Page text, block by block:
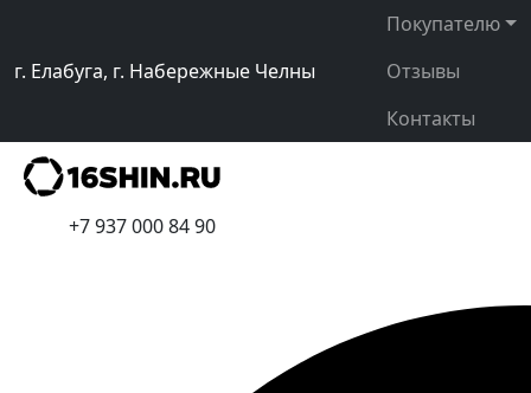
г. Елабуга, г. Набережные Челны
Покупателю
Отзывы
Контакты
+7 937 000 84 90